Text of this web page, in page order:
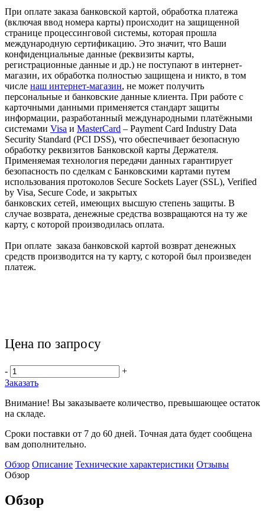
При оплате заказа банковской картой, обработка платежа
(включая ввод номера карты) происходит на защищенной
странице процессинговой системы, которая прошла
международную сертификацию. Это значит, что Ваши
конфиденциальные данные (реквизиты карты,
регистрационные данные и др.) не поступают в интернет-
магазин, их обработка полностью защищена и никто, в том
числе наш интернет-магазин, не может получить
персональные и банковские данные клиента. При работе с
карточными данными применяется стандарт защиты
информации, разработанный международными платёжными
системами Visa и MasterCard – Payment Card Industry Data
Security Standard (PCI DSS), что обеспечивает безопасную
обработку реквизитов Банковской карты Держателя.
Применяемая технология передачи данных гарантирует
безопасность по сделкам с Банковскими картами путем
использования протоколов Secure Sockets Layer (SSL), Verified
by Visa, Secure Code, и закрытых
банковских сетей, имеющих высшую степень защиты. В
случае возврата, денежные средства возвращаются на ту же
карту, с которой производилась оплата.
При оплате заказа банковской картой возврат денежных
средств производится на ту карту, с которой был произведен
платеж.
Цена по запросу
-
+
Заказать
Внимание! Вы заказываете количество, превышающее остаток
на складе.
Сроки поставки от 7 до 60 дней. Точная дата будет сообщена
вам дополнительно.
Обзор Описание Технические характеристики Отзывы
Обзор
Обзор